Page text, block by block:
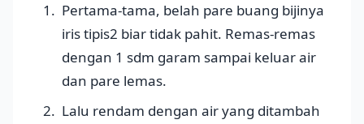
Pertama-tama, belah pare buang bijinya
iris tipis2 biar tidak pahit. Remas-remas
dengan 1 sdm garam sampai keluar air
dan pare lemas.
Lalu rendam dengan air yang ditambah